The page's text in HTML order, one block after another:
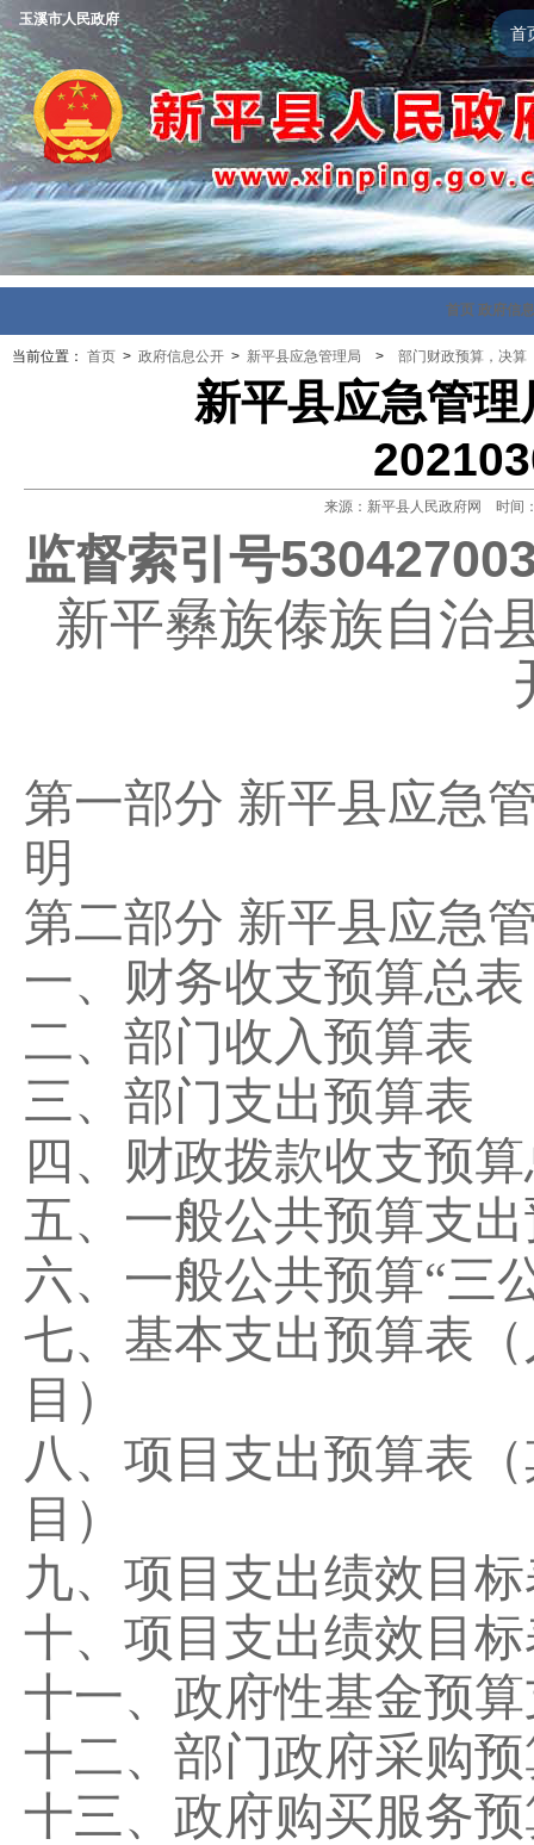
首
玉溪市人民政府
首页 政府信
当前位置： 首页 > 政府信息公开 > 新平县应急管理局 > 部门财政预算，决算
新平县应急管
来源：新平县人民政府网 时间
监督索引号
新平彝族傣族自治
第一部分 新平县应急
明
第二部分 新平县应急
一、财务收支预算总表
二、部门收入预算表
三、部门支出预算表
四、财政拨款收支预
五、一般公共预算支
六、一般公共预算“三
七、基本支出预算表
目）
八、项目支出预算表
目）
九、项目支出绩效目
十、项目支出绩效目
十一、政府性基金预
十二、部门政府采购
十三、政府购买服务